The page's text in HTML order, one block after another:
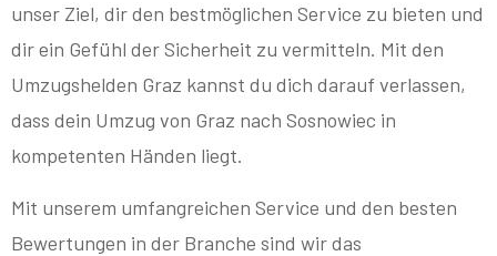
unser Ziel, dir den bestmöglichen Service zu bieten und
dir ein Gefühl der Sicherheit zu vermitteln. Mit den
Umzugshelden Graz kannst du dich darauf verlassen,
dass dein Umzug von Graz nach Sosnowiec in
kompetenten Händen liegt.
Mit unserem umfangreichen Service und den besten
Bewertungen in der Branche sind wir das